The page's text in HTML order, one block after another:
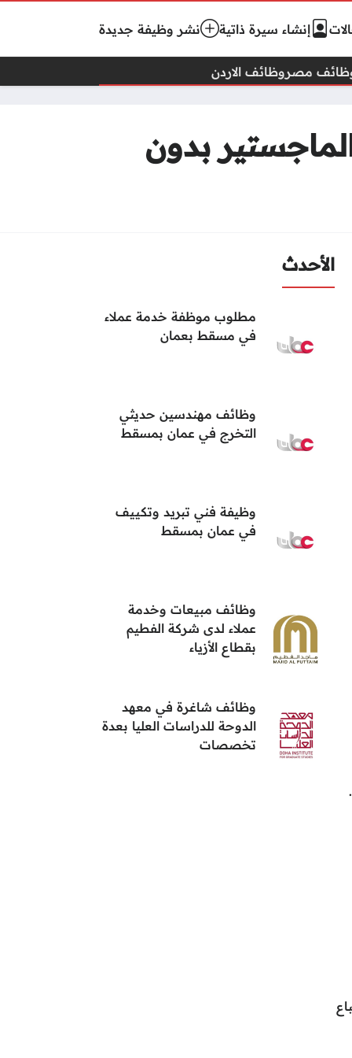
إنشاء سيرة ذاتية نشر وظيفة جديدة
مصروظائف الاردن
بدون
الأحدث
مطلوب موظفة خدمة عملاء
في مسقط بعمان
وظائف مهندسين حديثي
التخرج في عمان بمسقط
وظيفة فني تبريد وتكييف
في عمان بمسقط
وظائف مبيعات وخدمة
عملاء لدى شركة الفطيم
بقطاع الأزياء
وظائف شاغرة في معهد
الدوحة للدراسات العليا بعدة
تخصصات